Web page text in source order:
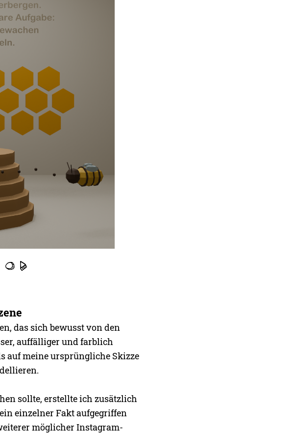
das sich bewusst von den
auffälliger und farblich
auf meine ursprüngliche Skizze
sollte, erstellte ich zusätzlich
einzelner Fakt aufgegriffen
möglicher Instagram-